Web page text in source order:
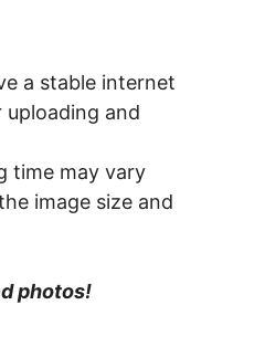
a stable internet
and
time may vary
image size and
photos!